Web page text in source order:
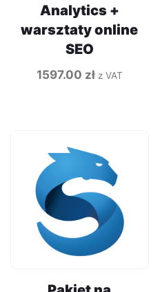
Analytics +
warsztaty online
SEO
1597.00 zł z VAT